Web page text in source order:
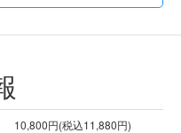
10,800円(税込11,880円)